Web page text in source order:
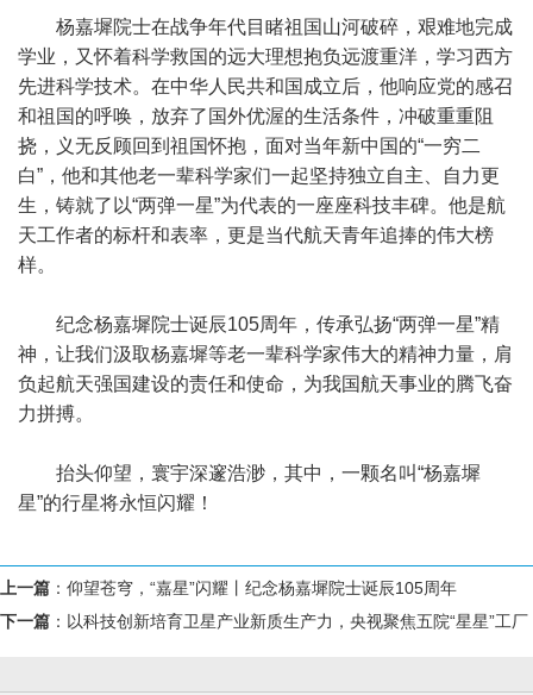
杨嘉墀院士在战争年代目睹祖国山河破碎，艰难地完成
学业，又怀着科学救国的远大理想抱负远渡重洋，学习西方
先进科学技术。在中华人民共和国成立后，他响应党的感召
和祖国的呼唤，放弃了国外优渥的生活条件，冲破重重阻
挠，义无反顾回到祖国怀抱，面对当年新中国的“一穷二
白”，他和其他老一辈科学家们一起坚持独立自主、自力更
生，铸就了以“两弹一星”为代表的一座座科技丰碑。他是航
天工作者的标杆和表率，更是当代航天青年追捧的伟大榜
样。
纪念杨嘉墀院士诞辰105周年，传承弘扬“两弹一星”精
神，让我们汲取杨嘉墀等老一辈科学家伟大的精神力量，肩
负起航天强国建设的责任和使命，为我国航天事业的腾飞奋
力拼搏。
抬头仰望，寰宇深邃浩渺，其中，一颗名叫“杨嘉墀
星”的行星将永恒闪耀！
上一篇 ： 仰望苍穹，“嘉星”闪耀丨纪念杨嘉墀院士诞辰105周年
下一篇 ： 以科技创新培育卫星产业新质生产力，央视聚焦五院“星星”工厂